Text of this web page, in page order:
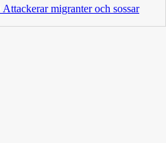
Attackerar migranter och sossar